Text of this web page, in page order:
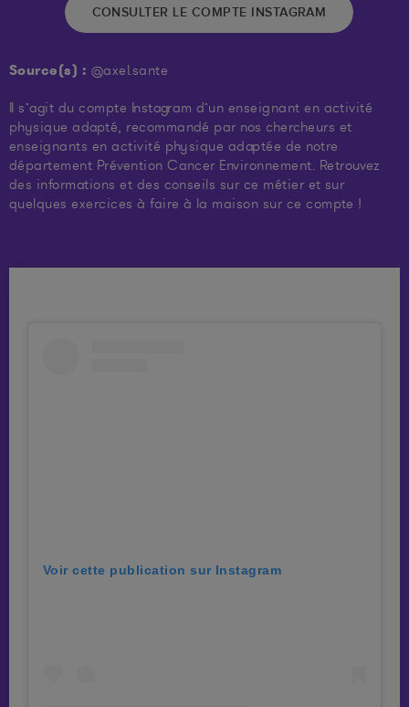
Source(s) : @axel.sante
Il s’agit du compte Instagram d’un enseignant en activité
physique adapté, recommandé par nos chercheurs et
enseignants en activité physique adaptée de notre
département Prévention Cancer Environnement. Retrouvez
des informations et des conseils sur ce métier et sur
quelques exercices à faire à la maison sur ce compte !
CONSULTER LE COMPTE INSTAGRAM
Voir cette publication sur Instagram